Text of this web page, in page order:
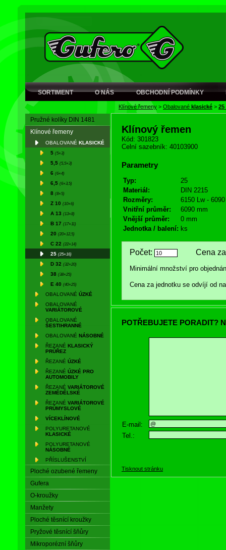
SORTIMENT O NÁS OBCHODNÍ PODMÍNKY
Klínové řemeny > Obalované klasické > 25
Pružné kolíky DIN 1481
Klínové řemeny
OBALOVANÉ KLASICKÉ
5 (5×3)
5,5 (5,5×3)
6 (6×4)
6,5 (6×3,5)
8 (8×5)
Z 10 (10×6)
A 13 (13×8)
B 17 (17×11)
20 (20×12,5)
C 22 (22×14)
25 (25×16)
D 32 (32×20)
38 (38×25)
E 40 (40×25)
OBALOVANÉ ÚZKÉ
OBALOVANÉ
VARIÁTOROVÉ
OBALOVANÉ
ŠESTIHRANNÉ
OBALOVANÉ NÁSOBNÉ
ŘEZANÉ KLASICKÝ
PRŮŘEZ
ŘEZANÉ ÚZKÉ
ŘEZANÉ ÚZKÉ PRO
AUTOMOBILY
ŘEZANÉ VARIÁTOROVÉ
ZEMĚDĚLSKÉ
ŘEZANÉ VARIÁTOROVÉ
PRŮMYSLOVÉ
VÍCEKLÍNOVÉ
POLYURETANOVÉ
KLASICKÉ
POLYURETANOVÉ
NÁSOBNÉ
PŘÍSLUŠENSTVÍ
Ploché ozubené řemeny
Gufera
O-kroužky
Manžety
Ploché těsnící kroužky
Pryžové těsnící šňůry
Mikroporézní šňůry
Klínový řemen
Kód: 301823
Celní sazebník: 40103900
Parametry
Typ:
25
Materiál:
DIN 2215
Rozměry:
6150 Lw -
Vnitřní průměr:
6090 mm
Vnější průměr:
0 mm
Jednotka / balení: ks
Počet: Cena za
Minimální množství pro
Cena za jednotku se odvíjí od
POTŘEBUJETE PORADIT?
E-mail:
Tel.:
Tisknout stránku